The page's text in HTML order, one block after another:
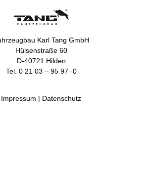
Karl Tang GmbH
Hülsenstraße 60
D‑40721 Hilden
Tel. 0 21 03 – 95 97 -0
Impressum | Datenschutz